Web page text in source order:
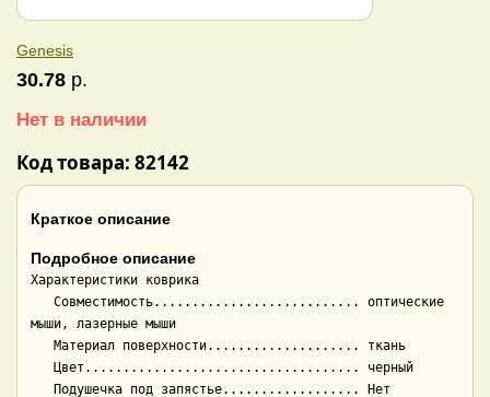
Genesis
30.78 р.
Нет в наличии
Код товара: 82142
Краткое описание
Подробное описание
Характеристики коврика
мыши, лазерные мыши